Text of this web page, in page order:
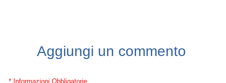
Aggiungi un commento
* Informazioni Obbligatorie